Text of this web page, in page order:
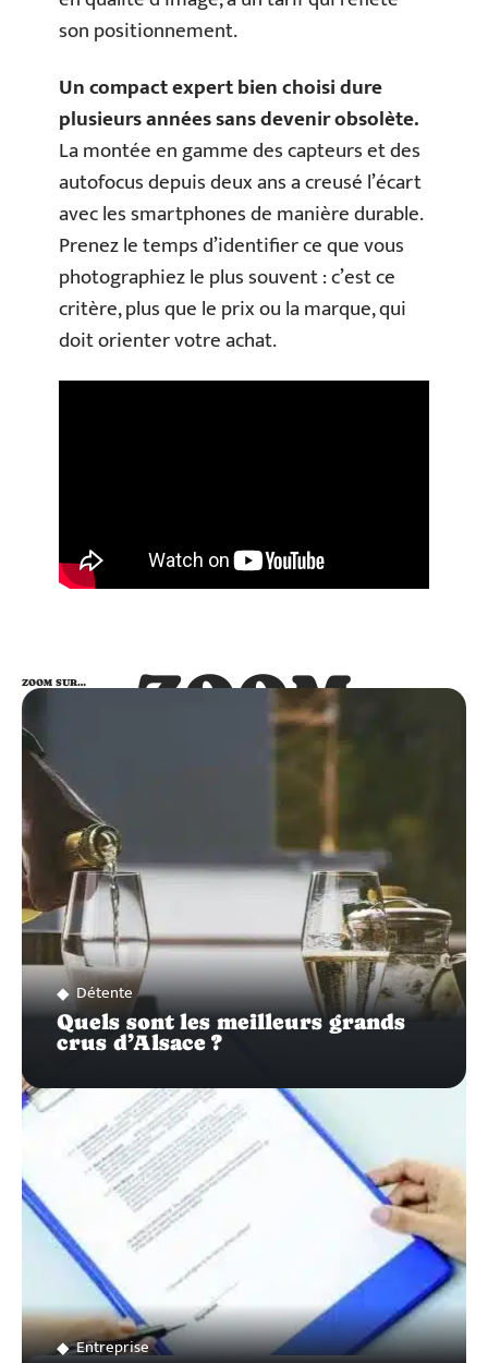
son positionnement.
Un compact expert bien choisi dure
plusieurs années sans devenir obsolète.
La montée en gamme des capteurs et des
autofocus depuis deux ans a creusé l’écart
avec les smartphones de manière durable.
Prenez le temps d’identifier ce que vous
photographiez le plus souvent : c’est ce
critère, plus que le prix ou la marque, qui
doit orienter votre achat.
ZOOM
SUR…
ZOOM SUR…
Détente
Quels sont les meilleurs grands
crus d’Alsace ?
Entreprise